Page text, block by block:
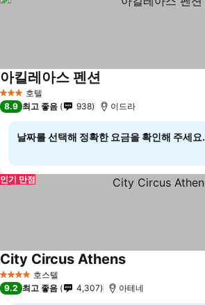
3 성급 호텔
아킬레아스 펜션
8.9 최고 좋음 938 이드라
날짜를 선택해 정확한 요금을 확인해 주세요.
인기 만점
4 성급 호스텔
City Circus Athens
9.2 최고 좋음 4,307 아테네